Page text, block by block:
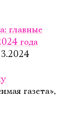
главные
года
газета»,